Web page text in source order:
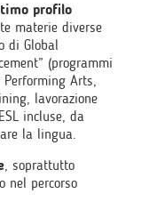
profilo
materie diverse
di Global
(programmi
Arts,
lavorazione
incluse, da
la lingua.
, soprattutto
nel percorso